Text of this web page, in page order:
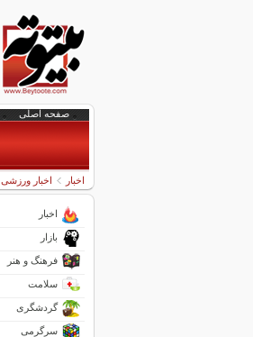
صفحه اصلی
اخبار اخبار ورزشی
اخبار
بازار
فرهنگ و هنر
سلامت
گردشگری
سرگرمی